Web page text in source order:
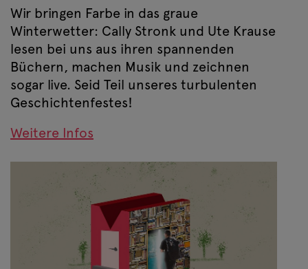
Wir bringen Farbe in das graue
Winterwetter: Cally Stronk und Ute Krause
lesen bei uns aus ihren spannenden
Büchern, machen Musik und zeichnen
sogar live. Seid Teil unseres turbulenten
Geschichtenfestes!
Weitere Infos